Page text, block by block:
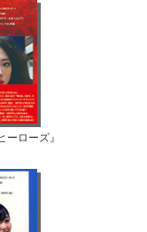
ローズ』